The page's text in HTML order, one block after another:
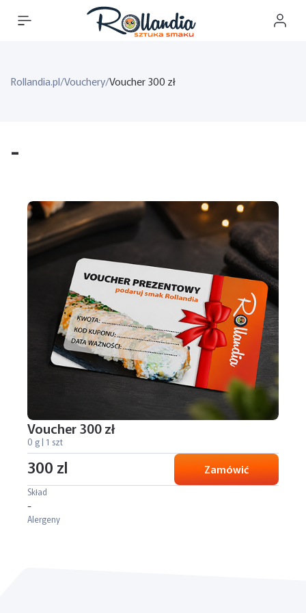
Rollandia.pl/Vouchery/Voucher 300 zł
-
Voucher 300 zł
0 g | 1 szt
300 zl Zamówić
Skład
-
Alergeny